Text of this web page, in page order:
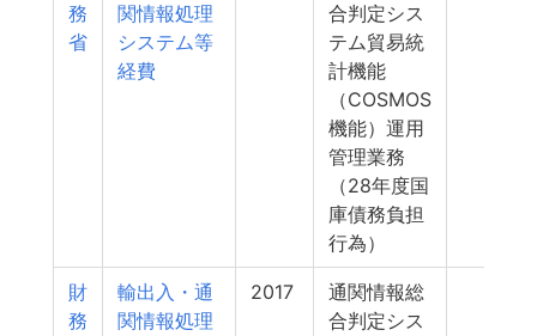
務
省
関情報処理
システム等
経費
合判定シス
テム貿易統
計機能
（COSMOS
機能）運用
管理業務
（28年度国
庫債務負担
行為）
財
務
輸出入・通
関情報処理
2017
通関情報総
合判定シス